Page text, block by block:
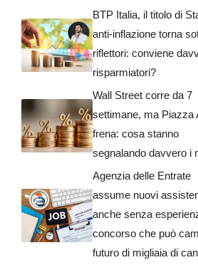
BTP Italia, il titolo di
anti-inflazione torna
riflettori: conviene
risparmiatori?
Wall Street corre da 7
settimane, ma Piazza
frena: cosa stanno
segnalando davvero i
Agenzia delle Entrate
assume nuovi
anche senza
concorso che può
futuro di migliaia di